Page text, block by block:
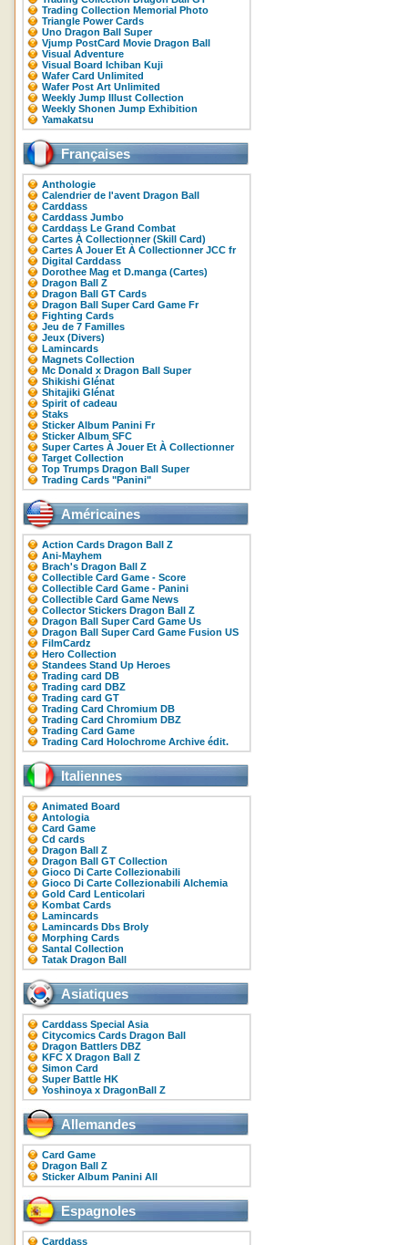
Trading Collection Memorial Photo
Triangle Power Cards
Uno Dragon Ball Super
Vjump PostCard Movie Dragon Ball
Visual Adventure
Visual Board Ichiban Kuji
Wafer Card Unlimited
Wafer Post Art Unlimited
Weekly Jump Illust Collection
Weekly Shonen Jump Exhibition
Yamakatsu
Françaises
Anthologie
Calendrier de l'avent Dragon Ball
Carddass
Carddass Jumbo
Carddass Le Grand Combat
Cartes À Collectionner (Skill Card)
Cartes À Jouer Et À Collectionner JCC fr
Digital Carddass
Dorothee Mag et D.manga (Cartes)
Dragon Ball Z
Dragon Ball GT Cards
Dragon Ball Super Card Game Fr
Fighting Cards
Jeu de 7 Familles
Jeux (Divers)
Lamincards
Magnets Collection
Mc Donald x Dragon Ball Super
Shikishi Glénat
Shitajiki Glénat
Spirit of cadeau
Staks
Sticker Album Panini Fr
Sticker Album SFC
Super Cartes À Jouer Et À Collectionner
Target Collection
Top Trumps Dragon Ball Super
Trading Cards "Panini"
Américaines
Action Cards Dragon Ball Z
Ani-Mayhem
Brach's Dragon Ball Z
Collectible Card Game - Score
Collectible Card Game - Panini
Collectible Card Game News
Collector Stickers Dragon Ball Z
Dragon Ball Super Card Game Us
Dragon Ball Super Card Game Fusion US
FilmCardz
Hero Collection
Standees Stand Up Heroes
Trading card DB
Trading card DBZ
Trading card GT
Trading Card Chromium DB
Trading Card Chromium DBZ
Trading Card Game
Trading Card Holochrome Archive édit.
Italiennes
Animated Board
Antologia
Card Game
Cd cards
Dragon Ball Z
Dragon Ball GT Collection
Gioco Di Carte Collezionabili
Gioco Di Carte Collezionabili Alchemia
Gold Card Lenticolari
Kombat Cards
Lamincards
Lamincards Dbs Broly
Morphing Cards
Santal Collection
Tatak Dragon Ball
Asiatiques
Carddass Special Asia
Citycomics Cards Dragon Ball
Dragon Battlers DBZ
KFC X Dragon Ball Z
Simon Card
Super Battle HK
Yoshinoya x DragonBall Z
Allemandes
Card Game
Dragon Ball Z
Sticker Album Panini All
Espagnoles
Carddass